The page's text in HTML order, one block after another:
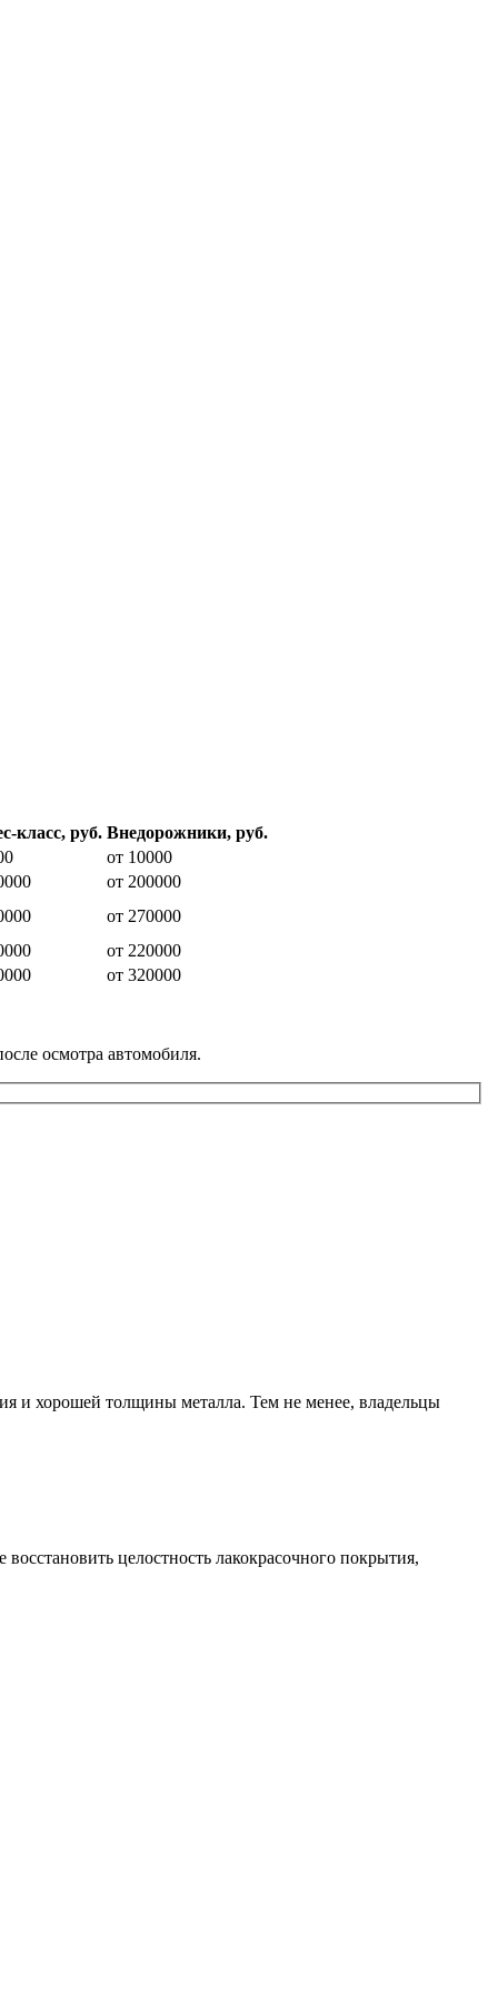
класс, руб. Внедорожники, руб.
от 10000
от 200000
от 270000
от 220000
от 320000
осмотра автомобиля.
и хорошей толщины металла. Тем не менее, владельцы
целостность лакокрасочного покрытия,